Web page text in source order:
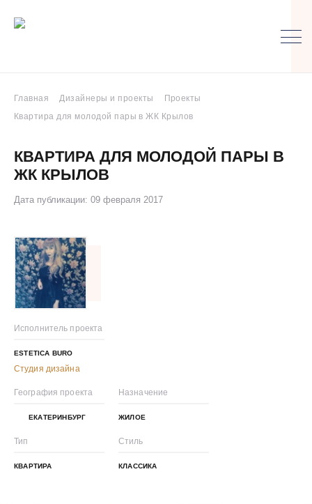
Главная Дизайнеры и проекты
Проекты
Квартира для молодой пары в ЖК Крылов
КВАРТИРА ДЛЯ МОЛОДОЙ ПАРЫ В
ЖК КРЫЛОВ
Дата публикации: 09 февраля 2017
Исполнитель проекта
ESTETICA BURO
Студия дизайна
География проекта
ЕКАТЕРИНБУРГ
Назначение
ЖИЛОЕ
Тип
КВАРТИРА
Стиль
КЛАССИКА